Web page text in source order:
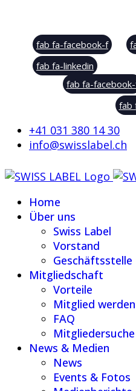
fab fa-facebook-f
fab fa-linkedin
fab fa-
fab
+41 031 380 14 30
info@swisslabel.ch
Home
Über uns
Swiss Label
Vorstand
Geschäftsstelle
Mitgliedschaft
Vorteile
Mitglied werden
FAQ
Mitgliedersuche
News & Medien
News
Events & Fotos